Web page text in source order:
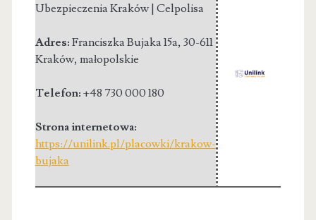
Ubezpieczenia Kraków | Celpolisa
Adres: Franciszka Bujaka 15a, 30-611
Kraków, małopolskie
Telefon: +48 730 000 180
Strona internetowa:
https://unilink.pl/placowki/krakow-
bujaka